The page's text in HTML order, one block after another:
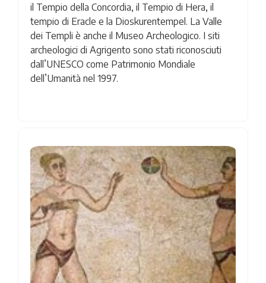
il Tempio della Concordia, il Tempio di Hera, il
tempio di Eracle e la Dioskurentempel. La Valle
dei Templi è anche il Museo Archeologico. I siti
archeologici di Agrigento sono stati riconosciuti
dall’UNESCO come Patrimonio Mondiale
dell’Umanità nel 1997.